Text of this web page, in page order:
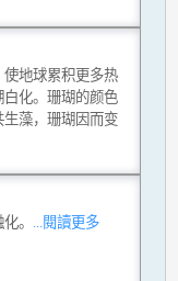
地球累积更多热
化。珊瑚的颜色
藻，珊瑚因而变
。 ...閱讀更多